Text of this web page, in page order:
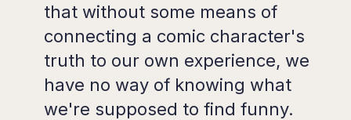
that without some means of
connecting a comic character's
truth to our own experience, we
have no way of knowing what
we're supposed to find funny.